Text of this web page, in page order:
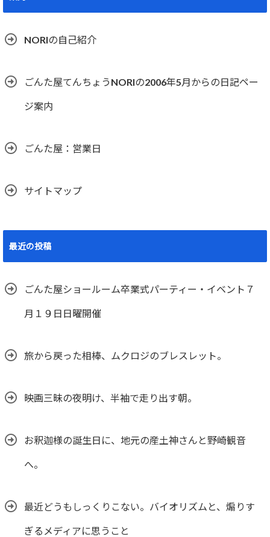
NORIの自己紹介
ごんた屋てんちょうNORIの2006年5月からの日記ペー
ジ案内
ごんた屋：営業日
サイトマップ
最近の投稿
ごんた屋ショールーム卒業式パーティー・イベント７
月１９日日曜開催
旅から戻った相棒、ムクロジのブレスレット。
映画三昧の夜明け、半袖で走り出す朝。
お釈迦様の誕生日に、地元の産土神さんと野崎観音
へ。
最近どうもしっくりこない。バイオリズムと、煽りす
ぎるメディアに思うこと